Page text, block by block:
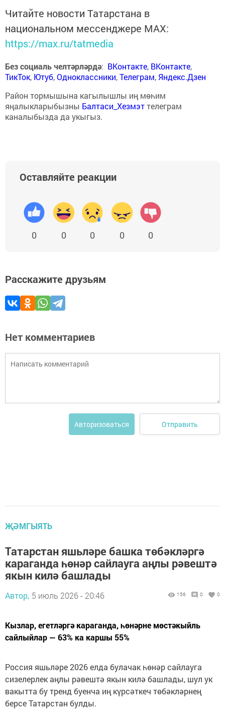
Читайте новости Татарстана в
национальном мессенджере MАХ:
https://max.ru/tatmedia
Без социаль челтәрләрдә: ВКонтакте, ВКонтакте,
ТикТок, Ютуб,Одноклассники,Телеграм, Яндекс.Дзен
Район тормышына кагылышлы иң мөһим
яңалыкларыбызны Балтаси_Хезмэттелеграм
каналыбызда да укыгыз.
Оставляйте реакции
0 0 0 0 0
Расскажите друзьям
Нет комментариев
Авторизоваться Отправить
ҖӘМГЫЯТЬ
Татарстан яшьләре башка төбәкләргә
караганда һөнәр сайлауга аңлы рәвештә
якын килә башлады
Автор, 5 июль 2026 - 20:46 156 0 0
Кызлар, егетләргә караганда, һөнәрне мөстәкыйль
сайлыйлар — 63% ка каршы 55%
Россия яшьләре 2026 елда булачак һөнәр сайлауга
сизелерлек аңлы рәвештә якын килә башлады, шул ук
вакытта бу тренд буенча иң күрсәткеч төбәкләрнең
берсе Татарстан булды.